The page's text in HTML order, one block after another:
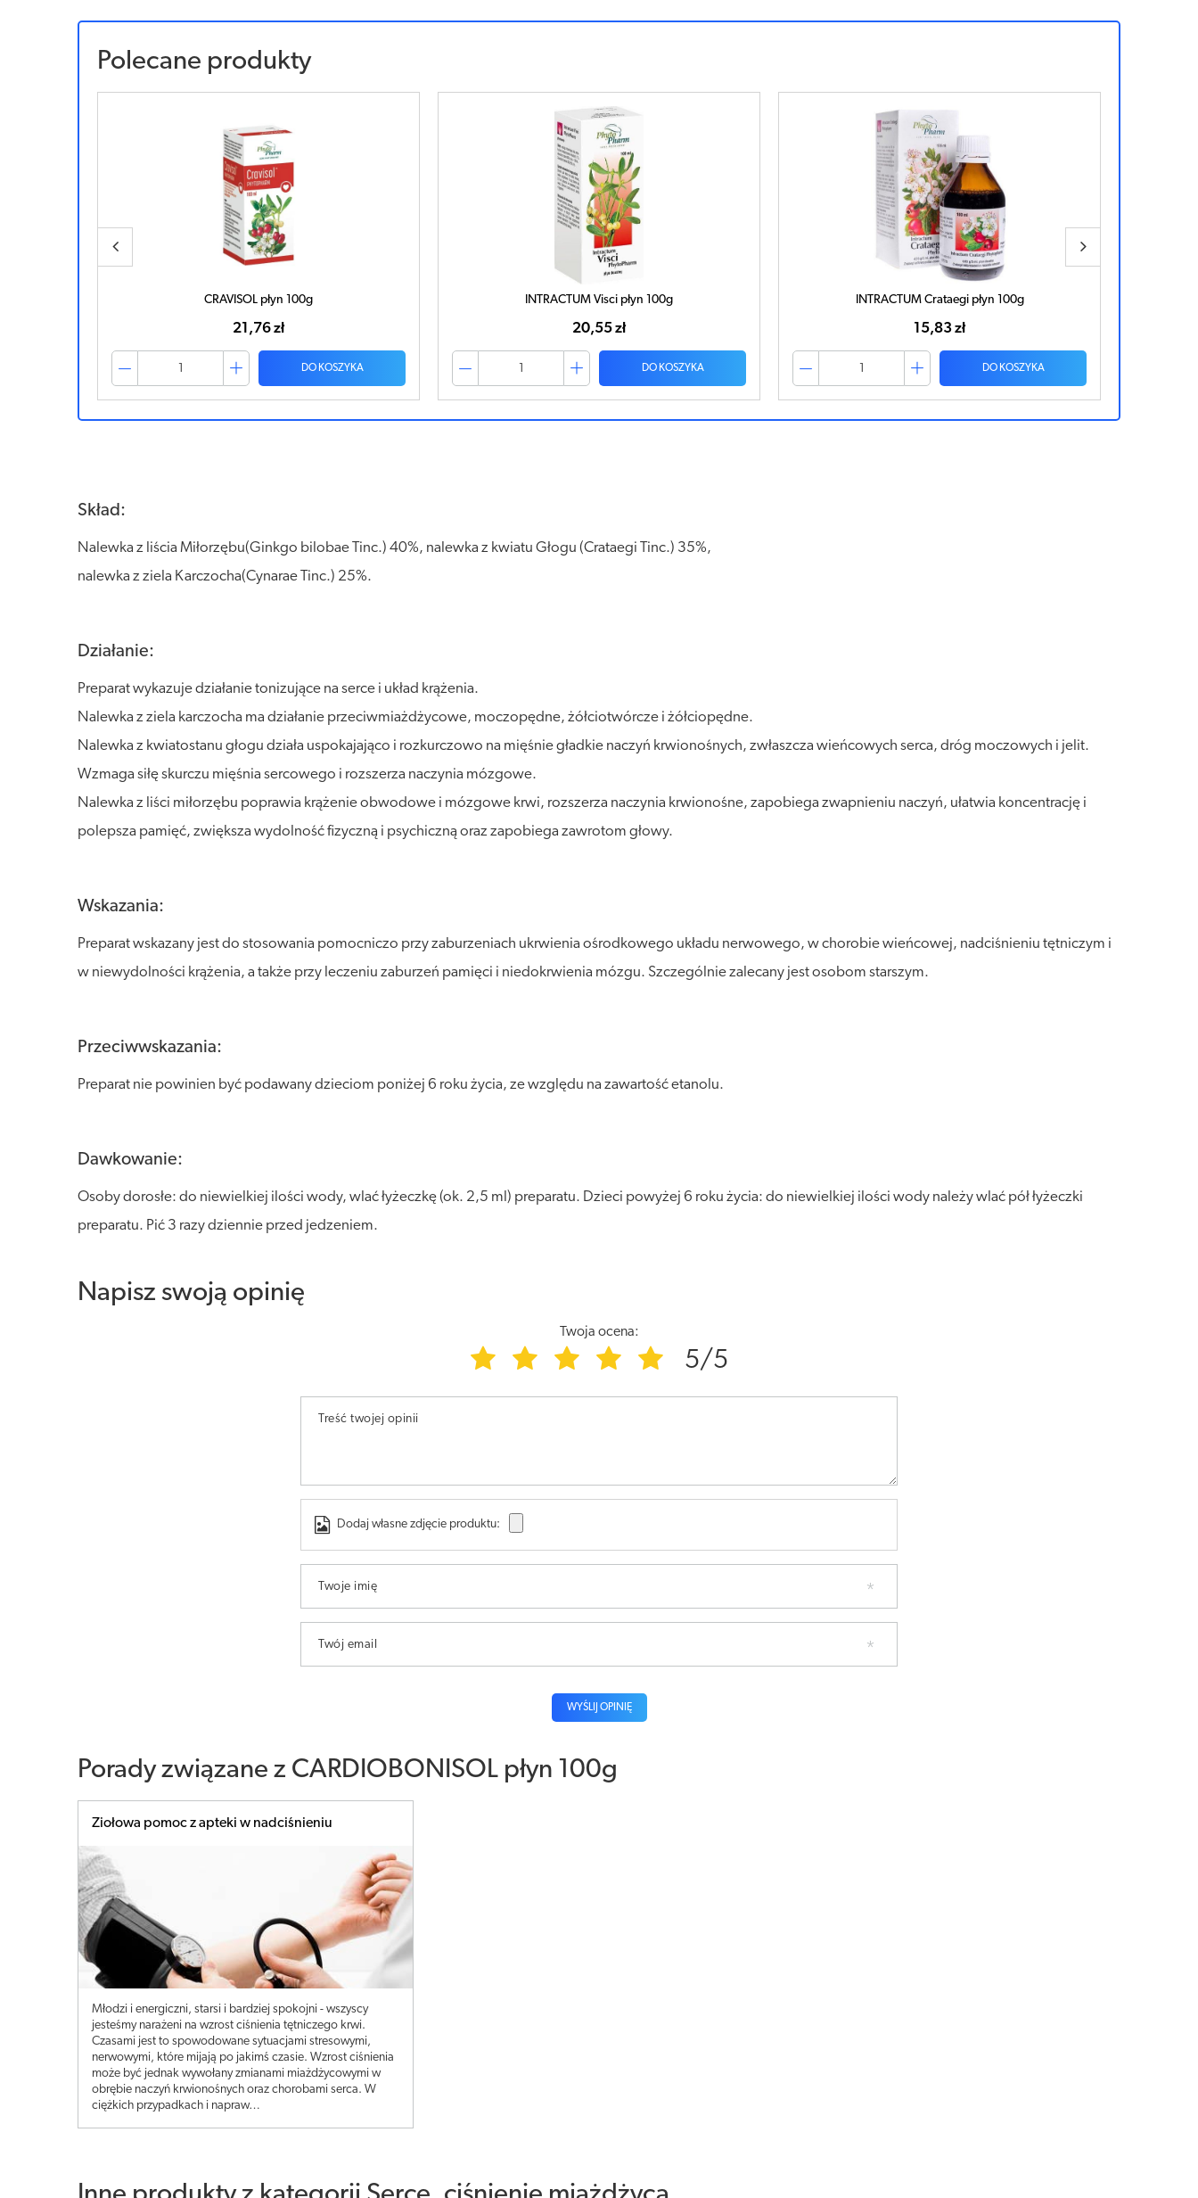
Polecane produkty
CRAVISOL płyn 100g
21,76 zł
DO KOSZYKA
INTRACTUM Visci płyn 100g
20,55 zł
DO KOSZYKA
INTRACTUM Crataegi płyn 100g
15,83 zł
DO KOSZYKA
Skład:
Nalewka z liścia Miłorzębu(Ginkgo bilobae Tinc.) 40%, nalewka z kwiatu Głogu (Crataegi Tinc.) 35%,
nalewka z ziela Karczocha(Cynarae Tinc.) 25%.
Działanie:
Preparat wykazuje działanie tonizujące na serce i układ krążenia.
Nalewka z ziela karczocha ma działanie przeciwmiażdżycowe, moczopędne, żółciotwórcze i żółciopędne.
Nalewka z kwiatostanu głogu działa uspokajająco i rozkurczowo na mięśnie gładkie naczyń krwionośnych, zwłaszcza wieńcowych serca, dróg moczowych i jelit.
Wzmaga siłę skurczu mięśnia sercowego i rozszerza naczynia mózgowe.
Nalewka z liści miłorzębu poprawia krążenie obwodowe i mózgowe krwi, rozszerza naczynia krwionośne, zapobiega zwapnieniu naczyń, ułatwia koncentrację i
polepsza pamięć, zwiększa wydolność fizyczną i psychiczną oraz zapobiega zawrotom głowy.
Wskazania:
Preparat wskazany jest do stosowania pomocniczo przy zaburzeniach ukrwienia ośrodkowego układu nerwowego, w chorobie wieńcowej, nadciśnieniu tętniczym i
w niewydolności krążenia, a także przy leczeniu zaburzeń pamięci i niedokrwienia mózgu. Szczególnie zalecany jest osobom starszym.
Przeciwwskazania:
Preparat nie powinien być podawany dzieciom poniżej 6 roku życia, ze względu na zawartość etanolu.
Dawkowanie:
Osoby dorosłe: do niewielkiej ilości wody, wlać łyżeczkę (ok. 2,5 ml) preparatu. Dzieci powyżej 6 roku życia: do niewielkiej ilości wody należy wlać pół łyżeczki
preparatu. Pić 3 razy dziennie przed jedzeniem.
Napisz swoją opinię
Twoja ocena:
5/5
Treść twojej opinii
Dodaj własne zdjęcie produktu:
Twoje imię
Twój email
WYŚLIJ OPINIĘ
Porady związane z CARDIOBONISOL płyn 100g
Ziołowa pomoc z apteki w nadciśnieniu
Młodzi i energiczni, starsi i bardziej spokojni - wszyscy
jesteśmy narażeni na wzrost ciśnienia tętniczego krwi.
Czasami jest to spowodowane sytuacjami stresowymi,
nerwowymi, które mijają po jakimś czasie. Wzrost ciśnienia
może być jednak wywołany zmianami miażdżycowymi w
obrębie naczyń krwionośnych oraz chorobami serca. W
ciężkich przypadkach i napraw…